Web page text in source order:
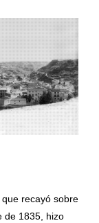
recayó sobre
de 1835, hizo